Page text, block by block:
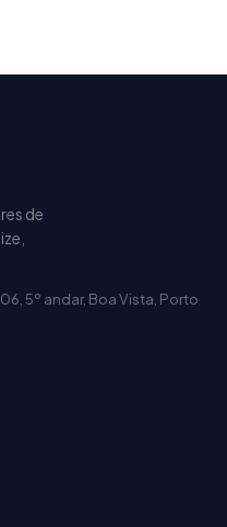
de
5º andar, Boa Vista, Porto